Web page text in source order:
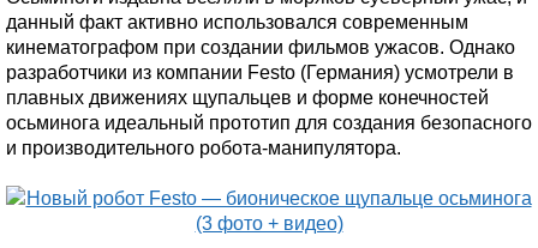
данный факт активно использовался современным
кинематографом при создании фильмов ужасов. Однако
разработчики из компании Festo (Германия) усмотрели в
плавных движениях щупальцев и форме конечностей
осьминога идеальный прототип для создания безопасного
и производительного робота-манипулятора.